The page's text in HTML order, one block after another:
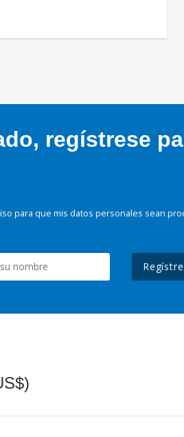
regístrese
para que mis datos personales sean